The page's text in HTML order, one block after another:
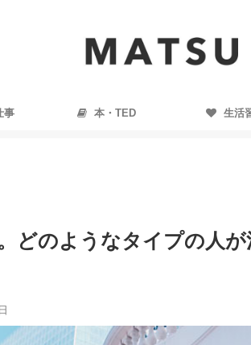
事 本・TED 生活
どのようなタイプの人が